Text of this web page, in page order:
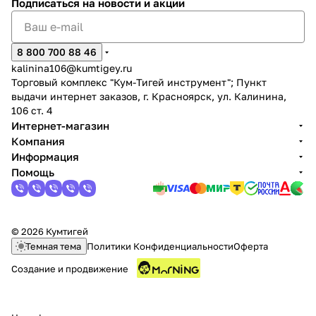
Подписаться на новости и акции
8 800 700 88 46
kalinina106@kumtigey.ru
Торговый комплекс "Кум-Тигей инструмент"; Пункт
выдачи интернет заказов, г. Красноярск, ул. Калинина,
106 ст. 4
Интернет-магазин
Компания
Информация
Помощь
© 2026 Кумтигей
Темная тема Политики КонфиденциальностиОферта
Создание и продвижение